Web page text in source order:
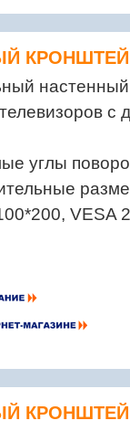
с
углы
VESA